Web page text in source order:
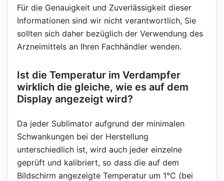
Für die Genauigkeit und Zuverlässigkeit dieser
Informationen sind wir nicht verantwortlich, Sie
sollten sich daher bezüglich der Verwendung des
Arzneimittels an Ihren Fachhändler wenden.
Ist die Temperatur im Verdampfer
wirklich die gleiche, wie es auf dem
Display angezeigt wird?
Da jeder Sublimator aufgrund der minimalen
Schwankungen bei der Herstellung
unterschiedlich ist, wird auch jeder einzelne
geprüft und kalibriert, so dass die auf dem
Bildschirm angezeigte Temperatur um 1°C (bei